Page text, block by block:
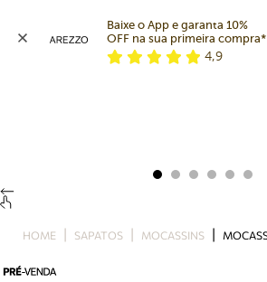
Bolsa
Tamanco
Baixe o App e garanta 10%
OFF na sua primeira compra*
4,9
HOME SAPATOS MOCASSINS